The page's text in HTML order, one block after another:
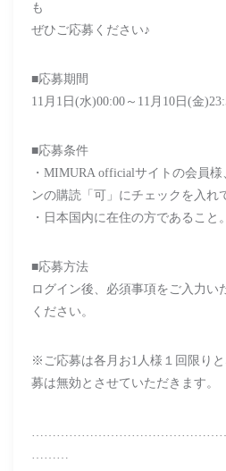
も
ぜひご応募ください♪
■応募期間
11月1日(水)00:00～11月10日(金
■応募条件
・MIMURA officialサイトの会員
ンの購読「可」にチェックを入れ
・日本国内に在住の方であること。
■応募方法
ログイン後、必須事項をご入力い
ください。
※ご応募は各月お1人様１回限り
募は無効とさせていただきます。
………